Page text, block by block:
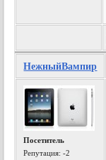
НежныйВампир
Посетитель
Репутация:-2